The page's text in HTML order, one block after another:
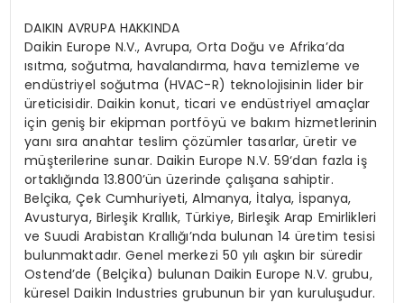
DAIKIN AVRUPA HAKKINDA
Daikin Europe N.V., Avrupa, Orta Doğu ve Afrika’da
ısıtma, soğutma, havalandırma, hava temizleme ve
endüstriyel soğutma (HVAC-R) teknolojisinin lider bir
üreticisidir. Daikin konut, ticari ve endüstriyel amaçlar
için geniş bir ekipman portföyü ve bakım hizmetlerinin
yanı sıra anahtar teslim çözümler tasarlar, üretir ve
müşterilerine sunar. Daikin Europe N.V. 59‘dan fazla iş
ortaklığında 13.800’ün üzerinde çalışana sahiptir.
Belçika, Çek Cumhuriyeti, Almanya, İtalya, İspanya,
Avusturya, Birleşik Krallık, Türkiye, Birleşik Arap Emirlikleri
ve Suudi Arabistan Krallığı’nda bulunan 14 üretim tesisi
bulunmaktadır. Genel merkezi 50 yılı aşkın bir süredir
Ostend’de (Belçika) bulunan Daikin Europe N.V. grubu,
küresel Daikin Industries grubunun bir yan kuruluşudur.